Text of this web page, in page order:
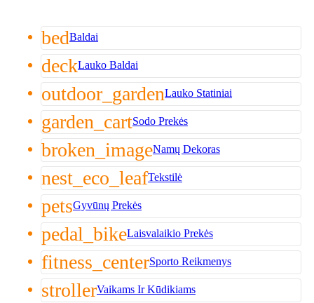
bedBaldai
deckLauko Baldai
outdoor_gardenLauko Statiniai
garden_cartSodo Prekės
broken_imageNamų Dekoras
nest_eco_leafTekstilė
petsGyvūnų Prekės
pedal_bikeLaisvalaikio Prekės
fitness_centerSporto Reikmenys
strollerVaikams Ir Kūdikiams